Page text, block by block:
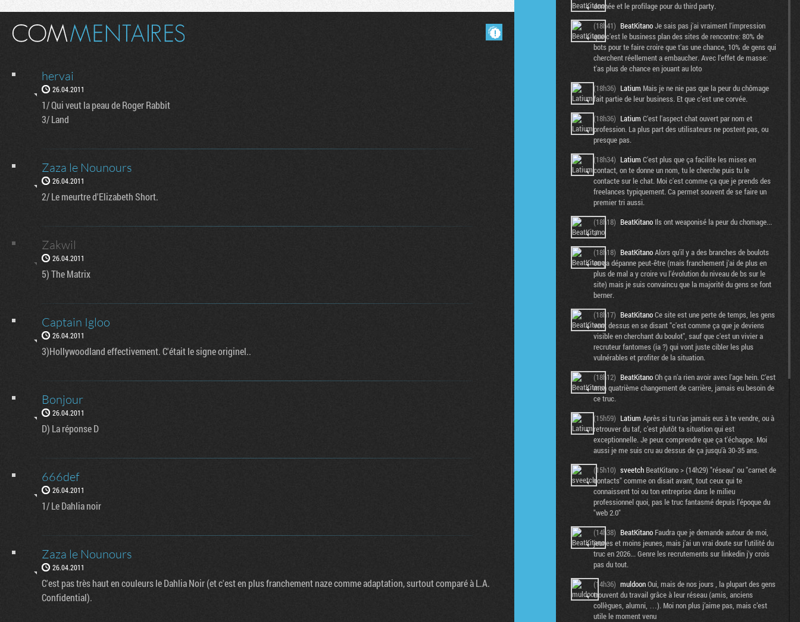
hervai
26.04.2011
1/ Qui veut la peau de Roger Rabbit
3/ Land
Zaza le Nounours
26.04.2011
2/ Le meurtre d'Elizabeth Short.
Zakwil
26.04.2011
5) The Matrix
Captain Igloo
26.04.2011
3)Hollywoodland effectivement. C'était le signe originel..
Bonjour
26.04.2011
D) La réponse D
666def
26.04.2011
1/ Le Dahlia noir
Zaza le Nounours
26.04.2011
C'est pas très haut en couleurs le Dahlia Noir (et c'est en plus franchement naze comme adaptation, surtout comparé à L.A.
Confidential).
donnée et le profilage pour du third party.
(18h41) BeatKitanoJe sais pas j'ai vraiment l'impression
que c'est le business plan des sites de rencontre: 80% de
bots pour te faire croire que t'as une chance, 10% de gens qui
cherchent réellement a embaucher. Avec l'effet de masse:
t'as plus de chance en jouant au loto
(18h36) Latium Mais je ne nie pas que la peur du chômage
fait partie de leur business. Et que c'est une corvée.
(18h36) Latium C'est l'aspect chat ouvert par nom et
profession. La plus part des utilisateurs ne postent pas, ou
presque pas.
(18h34) Latium C'est plus que ça facilite les mises en
contact, on te donne un nom, tu le cherche puis tu le
contacte sur le chat. Moi c'est comme ça que je prends des
freelances typiquement. Ca permet souvent de se faire un
premier tri aussi.
(18h18) BeatKitano Ils ont weaponisé la peur du chomage...
:/
(18h18) BeatKitanoAlors qu'il y a des branches de boulots
ou ça dépanne peut-être (mais franchement j'ai de plus en
plus de mal a y croire vu l'évolution du niveau de bs sur le
site) mais je suis convaincu que la majorité du gens se font
berner.
(18h17) BeatKitanoCe site est une perte de temps, les gens
vont dessus en se disant "c'est comme ça que je deviens
visible en cherchant du boulot", sauf que c'est un vivier a
recruteur fantomes (ia ?) qui vont juste cibler les plus
vulnérables et profiter de la situation.
(18h12) BeatKitanoOh ça n'a rien avoir avec l'age hein. C'est
mon quatrième changement de carrière, jamais eu besoin de
ce truc.
(15h59) Latium Après si tu n'as jamais eus à te vendre, ou à
retrouver du taf, c'est plutôt ta situation qui est
exceptionnelle. Je peux comprendre que ça t'échappe. Moi
aussi je me suis cru au dessus de ça jusqu'à 30-35 ans.
(15h10) sveetch BeatKitano > (14h29) "réseau" ou "carnet de
contacts" comme on disait avant, tout ceux qui te
connaissent toi ou ton entreprise dans le milieu
professionnel quoi, pas le truc fantasmé depuis l'époque du
"web 2.0"
(14h38) BeatKitano Faudra que je demande autour de moi,
jeunes et moins jeunes, mais j'ai un vrai doute sur l'utilité du
truc en 2026... Genre les recrutements sur linkedin j'y crois
pas du tout.
(14h36) muldoonOui, mais de nos jours , la plupart des gens
trouvent du travail grâce à leur réseau (amis, anciens
collègues, alumni, …). Moi non plus j’aime pas, mais c’est
utile le moment venu